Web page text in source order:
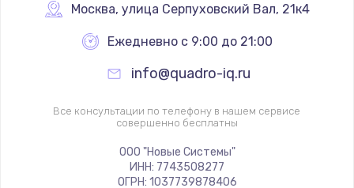
Замена южного моста
2600 руб.
Заказать
Чистка от пыли
990 руб.
Москва, улица Серпуховский Вал, 21к4
Ежедневно с 9:00 до 21:00
info@quadro-iq.ru
Все консультации по телефону в нашем сервисе
совершенно бесплатны
ООО "Новые Системы"
ИНН: 7743508277
ОГРН: 1037739878406